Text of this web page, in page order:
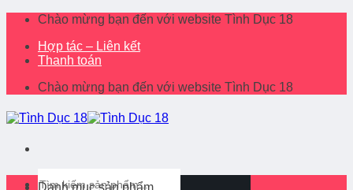
Skip
content
Chào mừng bạn đến với website Tình Dục 18
Hợp tác – Liên kết
Thanh toán
Chào mừng bạn đến với website Tình Dục 18
Tìm
Danh mục sản phẩm